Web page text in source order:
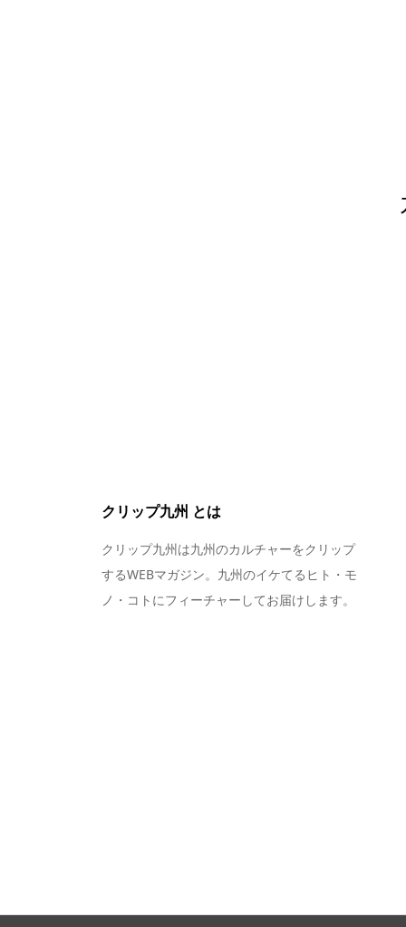
クリップ九州 とは
クリップ九州は九州のカルチャーをクリップ
するWEBマガジン。九州のイケてるヒト・モ
ノ・コトにフィーチャーしてお届けします。